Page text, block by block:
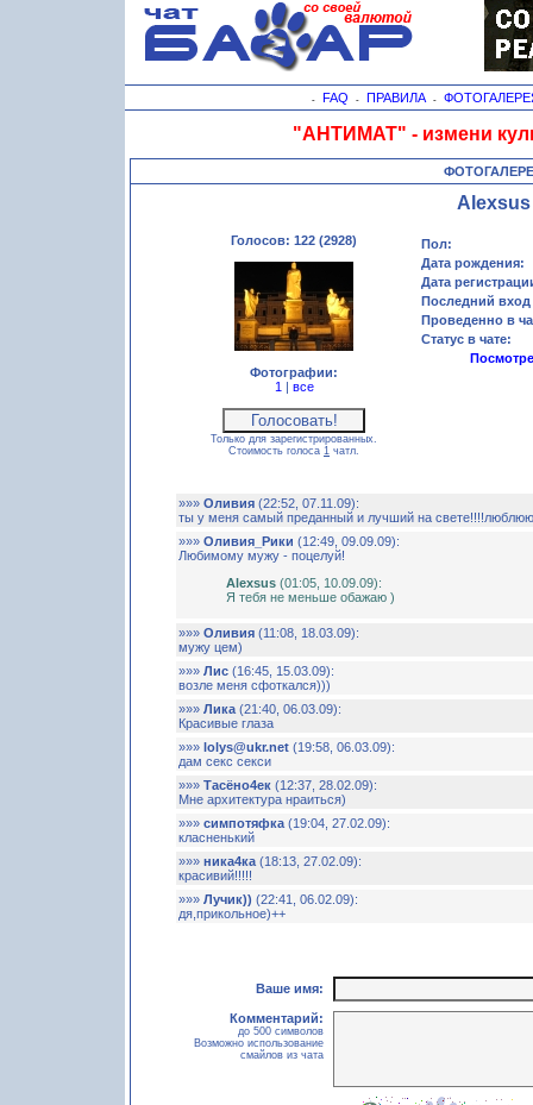
- FAQ - ПРАВИЛА-
"АНТИМАТ" - измени
Alexsus
Голосов: 122 (2928)
Фотографии:
1 | все
Только для зарегистрированных.
Стоимость голоса 1 чатл.
Пол:
Дата рождения:
Дата
Последний вход
Проведенно в
Статус в чате:
»»» Оливия (22:52, 07.11.09):
ты у меня самый преданный и лучший на
»»» Оливия_Рики (12:49, 09.09.09):
Любимому мужу - поцелуй!
Alexsus (01:05, 10.09.09):
Я тебя не меньше обажаю )
»»» Оливия (11:08, 18.03.09):
мужу цем)
»»» Лис (16:45, 15.03.09):
возле меня сфоткался)))
»»» Лика (21:40, 06.03.09):
Красивые глаза
»»» lolys@ukr.net (19:58, 06.03.09):
дам секс секси
»»» Тасёно4ек (12:37, 28.02.09):
Мне архитектура нраиться)
»»» симпотяфка (19:04, 27.02.09):
класненький
»»» ника4ка (18:13, 27.02.09):
красивий!!!!!
»»» Лучик)) (22:41, 06.02.09):
дя,прикольное)++
Ваше имя:
Комментарий:
до 500 символов
Возможно использование
смайлов из чата